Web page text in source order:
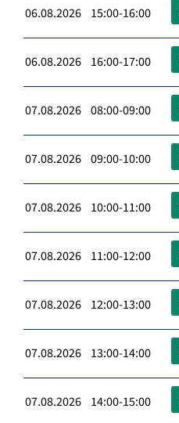
06.08.2026 15:00-16:00
06.08.2026 16:00-17:00
07.08.2026 08:00-09:00
07.08.2026 09:00-10:00
07.08.2026 10:00-11:00
07.08.2026 11:00-12:00
07.08.2026 12:00-13:00
07.08.2026 13:00-14:00
07.08.2026 14:00-15:00